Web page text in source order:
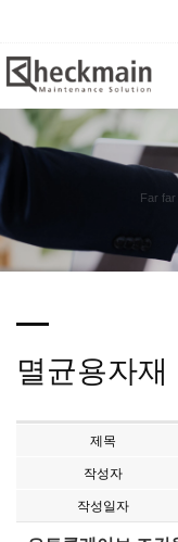
Far far
멸균용자재
제목
작성자
작성일자